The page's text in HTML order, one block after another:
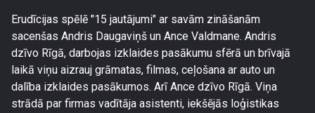
Erudīcijas spēlē "15 jautājumi" ar savām zināšanām
sacenšas Andris Daugaviņš un Ance Valdmane. Andris
dzīvo Rīgā, darbojas izklaides pasākumu sfērā un brīvajā
laikā viņu aizrauj grāmatas, filmas, ceļošana ar auto un
dalība izklaides pasākumos. Arī Ance dzīvo Rīgā. Viņa
strādā par firmas vadītāja asistenti, iekšējās loģistikas